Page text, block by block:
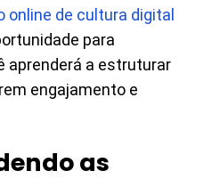
online de cultura digital
para
aprenderá a estruturar
engajamento e
as